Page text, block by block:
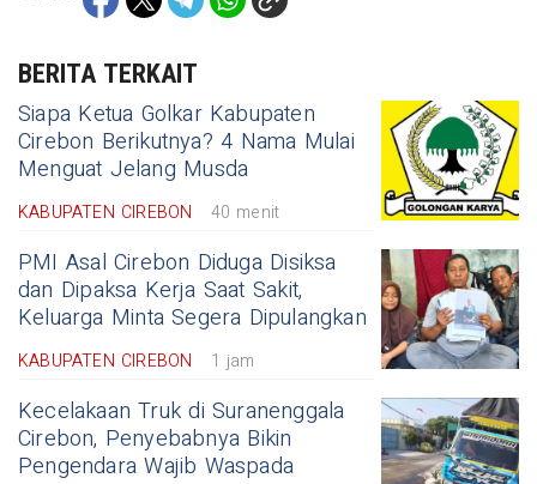
BERITA TERKAIT
Siapa Ketua Golkar Kabupaten
Cirebon Berikutnya? 4 Nama Mulai
Menguat Jelang Musda
KABUPATEN CIREBON 40 menit
PMI Asal Cirebon Diduga Disiksa
dan Dipaksa Kerja Saat Sakit,
Keluarga Minta Segera Dipulangkan
KABUPATEN CIREBON 1 jam
Kecelakaan Truk di Suranenggala
Cirebon, Penyebabnya Bikin
Pengendara Wajib Waspada